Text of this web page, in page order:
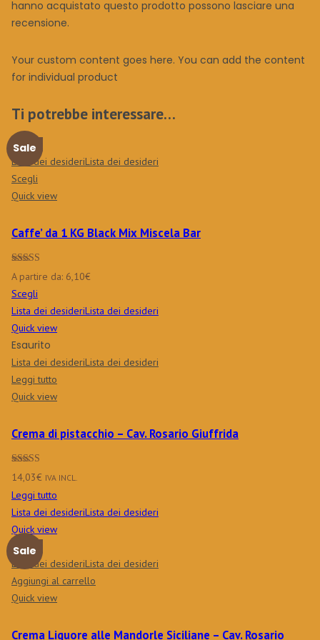
hanno acquistato questo prodotto possono lasciare una
recensione.
Your custom content goes here. You can add the content
for individual product
Ti potrebbe interessare…
Sale
Nuovo
Lista dei desideriLista dei desideri
Scegli
Quick view
Caffe’ da 1 KG Black Mix Miscela Bar
Valutato
5.00
su 5
A partire da: 6,10€
Scegli
Lista dei desideriLista dei desideri
Quick view
Esaurito
Lista dei desideriLista dei desideri
Leggi tutto
Quick view
Crema di pistacchio – Cav. Rosario Giuffrida
Valutato5.00
su 5
14,03€ IVA INCL.
Leggi tutto
Lista dei desideriLista dei desideri
Quick view
Sale
Nuovo
Lista dei desideriLista dei desideri
Aggiungi al carrello
Quick view
Crema Liquore alle Mandorle Siciliane – Cav. Rosario